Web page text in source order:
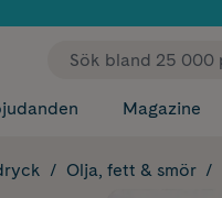
Magazine
Olja, fett & smör